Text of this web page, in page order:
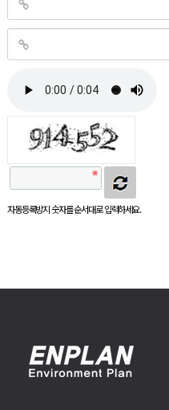
자동등록방지 숫자를 순서대로 입력하세요.